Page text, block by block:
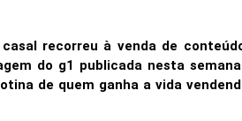
recorreu à venda de
do g1 publicada nesta
de quem ganha a vida